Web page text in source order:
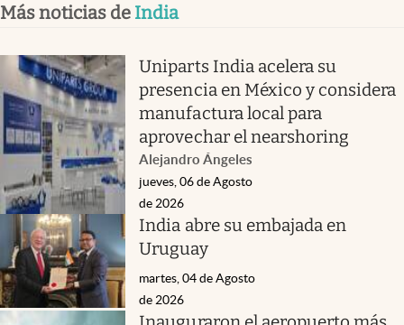
Más noticias de India
Uniparts India acelera su
presencia en México y considera
manufactura local para
aprovechar el nearshoring
Alejandro Ángeles
jueves, 06 de Agosto
de 2026
India abre su embajada en
Uruguay
martes, 04 de Agosto
de 2026